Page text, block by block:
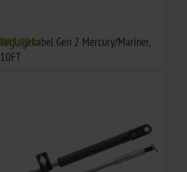
Reglagekabel Gen 2 Mercury/Mariner,
10FT
582,00 kr